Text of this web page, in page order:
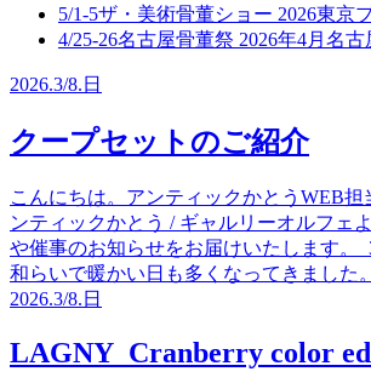
5/1-5ザ・美術骨董ショー 2026東京
4/25-26名古屋骨董祭 2026年4月 名古
2026.3/8. 日
クープセットのご紹介
こんにちは。アンティックかとうWEB担
ンティックかとう / ギャルリーオルフェ
や催事のお知らせをお届けいたします。
和らいで暖かい日も多くなってきました
2026.3/8. 日
LAGNY Cranberry color